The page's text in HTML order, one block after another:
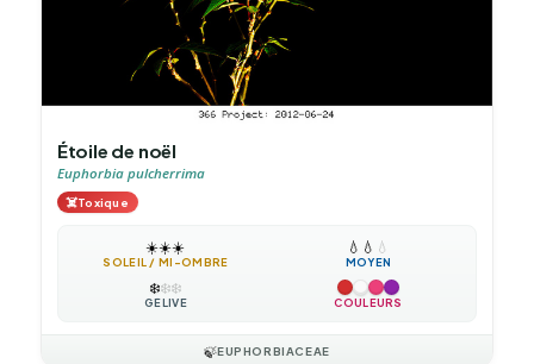
Étoile de noël
Euphorbia pulcherrima
☠️Toxique
☀️☀️☀️
SOLEIL / MI-OMBRE
💧 💧 💧
MOYEN
❄️❄️❄️
GÉLIVE COULEURS
🍃EUPHORBIACEAE